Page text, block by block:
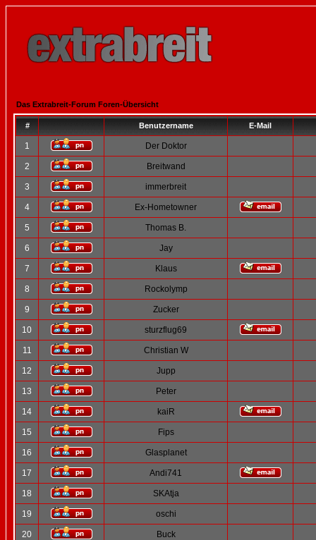
Das Extrabreit-Forum Foren-Übersicht
# Benutzername E-Mail
1 Der Doktor
2 Breitwand
3 immerbreit
4 Ex-Hometowner
5 Thomas B.
6 Jay
7 Klaus
8 Rockolymp
9 Zucker
10 sturzflug69
11 Christian W
12 Jupp
13 Peter
14 kaiR
15 Fips
16 Glasplanet
17 Andi741
18 SKAtja
19 oschi
20 Buck